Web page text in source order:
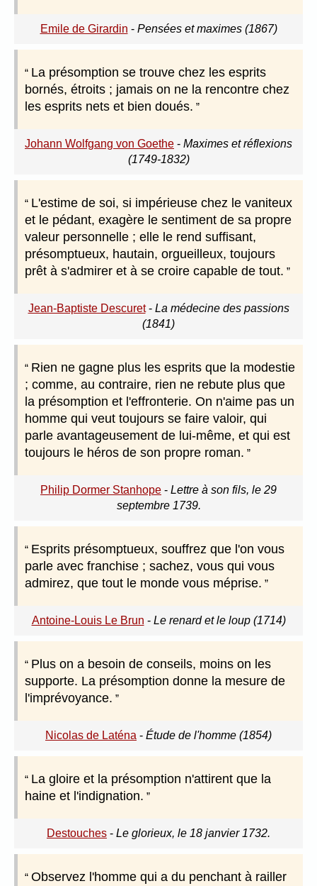
Emile de Girardin - Pensées et maximes (1867)
La présomption se trouve chez les esprits
bornés, étroits ; jamais on ne la rencontre chez
les esprits nets et bien doués.
Johann Wolfgang von Goethe - Maximes et réflexions
(1749-1832)
L'estime de soi, si impérieuse chez le vaniteux
et le pédant, exagère le sentiment de sa propre
valeur personnelle ; elle le rend suffisant,
présomptueux, hautain, orgueilleux, toujours
prêt à s'admirer et à se croire capable de tout.
Jean-Baptiste Descuret- La médecine des passions
(1841)
Rien ne gagne plus les esprits que la modestie
; comme, au contraire, rien ne rebute plus que
la présomption et l'effronterie. On n'aime pas un
homme qui veut toujours se faire valoir, qui
parle avantageusement de lui-même, et qui est
toujours le héros de son propre roman.
Philip Dormer Stanhope - Lettre à son fils, le 29
septembre 1739.
Esprits présomptueux, souffrez que l'on vous
parle avec franchise ; sachez, vous qui vous
admirez, que tout le monde vous méprise.
Antoine-Louis Le Brun - Le renard et le loup (1714)
Plus on a besoin de conseils, moins on les
supporte. La présomption donne la mesure de
l'imprévoyance.
Nicolas de Laténa - Étude de l'homme (1854)
La gloire et la présomption n'attirent que la
haine et l'indignation.
Destouches - Le glorieux, le 18 janvier 1732.
Observez l'homme qui a du penchant à railler